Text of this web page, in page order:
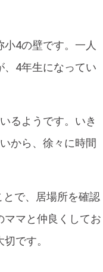
4の壁です。一人
、4年生になってい
るようです。いき
から、徐々に時間
とで、居場所を確認
ママと仲良くしてお
です。